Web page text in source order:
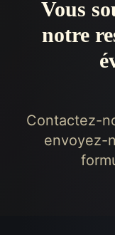
Vous
notre
Contactez-
envoyez-